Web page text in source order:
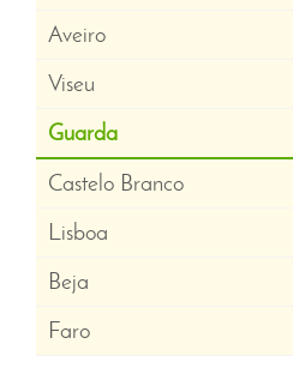
Aveiro
Viseu
Guarda
Castelo Branco
Lisboa
Beja
Faro